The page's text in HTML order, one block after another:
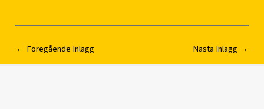
← Föregående Inlägg Nästa Inlägg →